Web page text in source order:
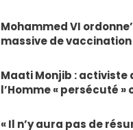
Mohammed VI
massive de
Maati Monjib : activiste
l’Homme « persécuté »
« Il n’y aura pas de